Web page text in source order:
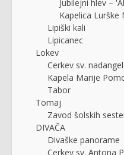
Jubilejni hlev –
Kapelica Lurške
Lipiški kali
Lipicanec
Lokev
Cerkev sv.
Kapela Marije
Tabor
Tomaj
Zavod šolskih
DIVAČA
Divaške panorame
Cerkev sv. Antona